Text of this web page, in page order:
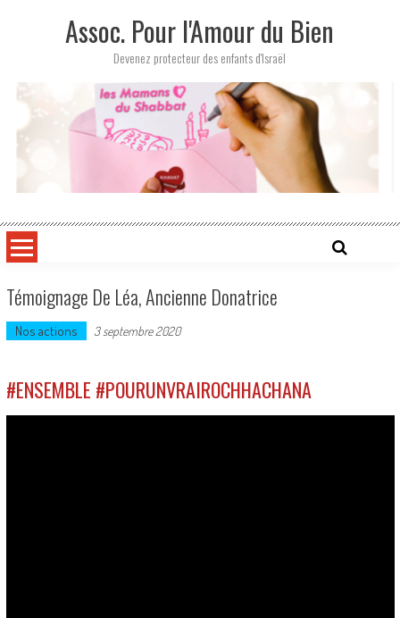
Assoc. Pour l'Amour du Bien
Devenez protecteur des enfants d'Israël
Témoignage De Léa, Ancienne Donatrice
Nos actions 3 septembre 2020
#ENSEMBLE #POURUNVRAIROCHHACHANA